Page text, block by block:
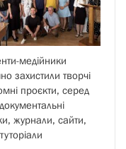
медійники
захистили творчі
проєкти, серед
журнали, сайти,